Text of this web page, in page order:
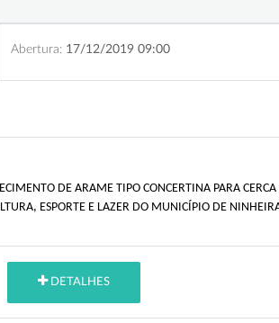
Abertura: 17/12/2019 09:00
DE ARAME TIPO CONCERTINA PARA
ESPORTE E LAZER DO MUNICÍPIO DE
DETALHES